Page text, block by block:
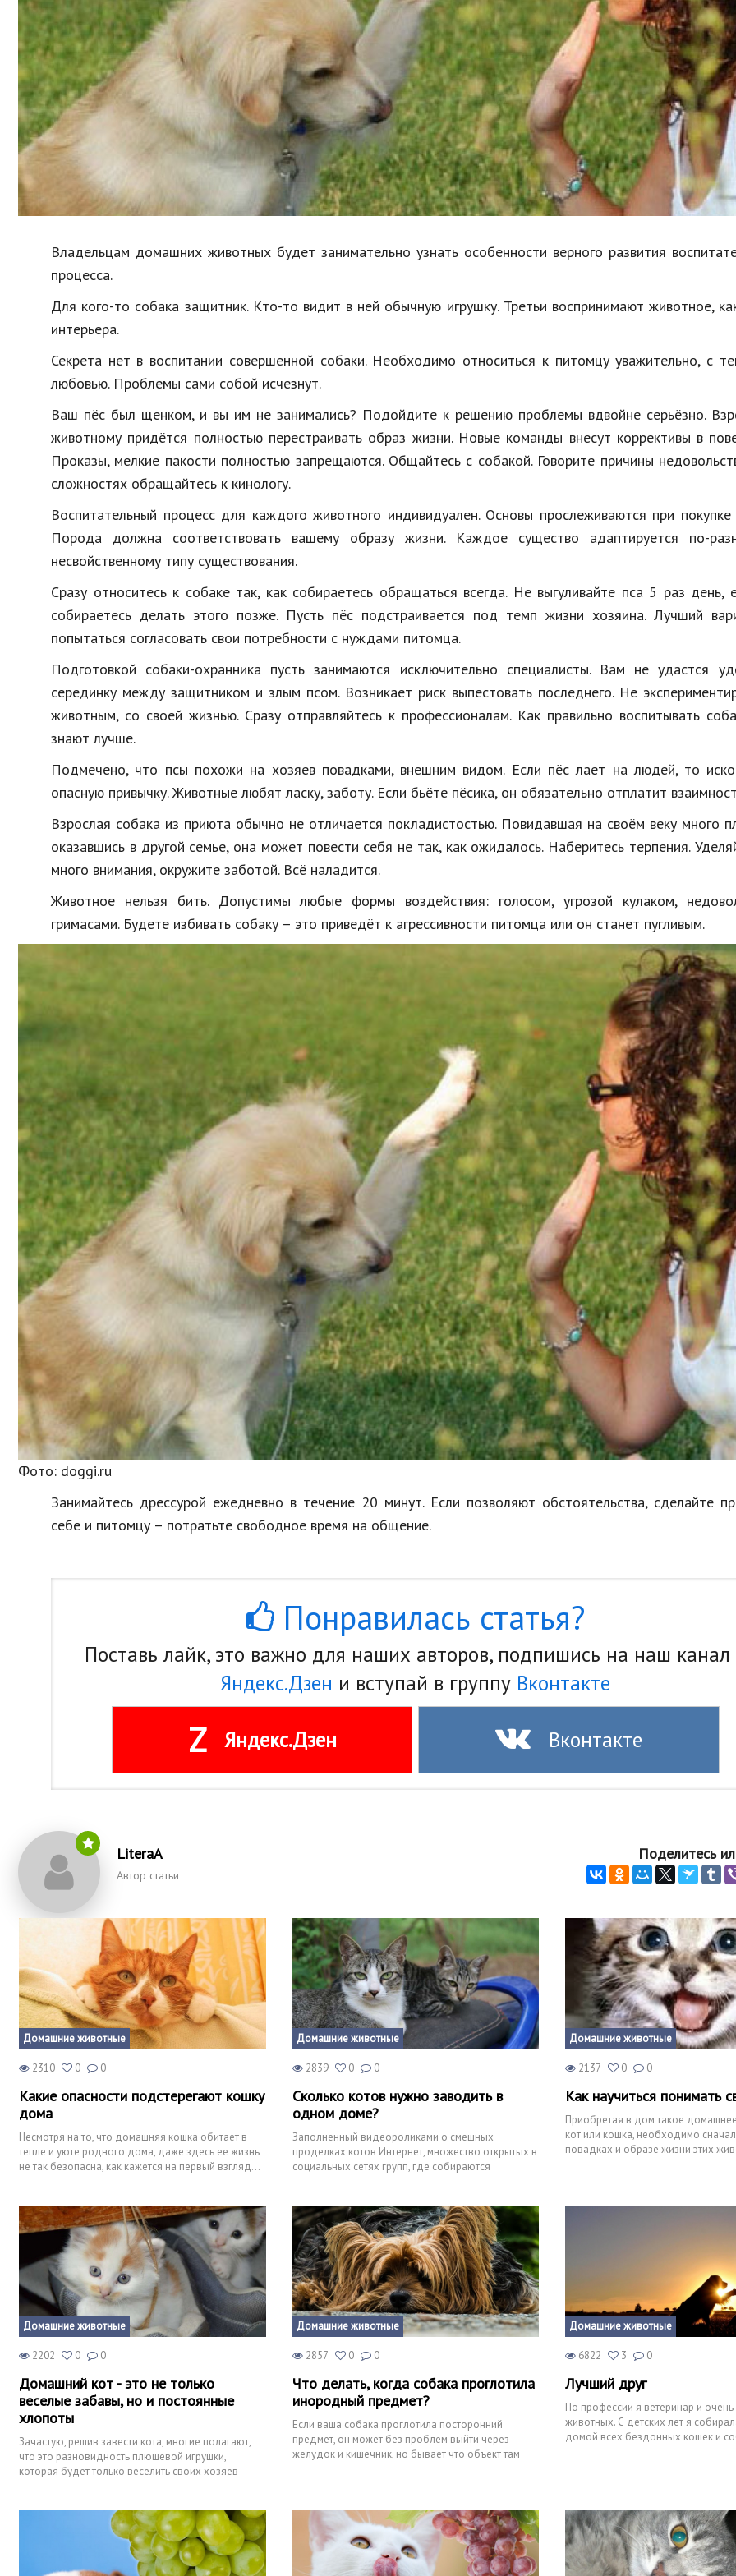
Образование
В мире
Культура
Авто, мото
Спорт
Знаменитости
Недвижимость
Спорт и фитнес
Психология и отношения
Творчество и рукоделие
Разное
Работа и бизнес
Животные
Еда и напитки
Владельцам домашних животных будет занимательно узнать особенности верного развития
процесса.
Для кого-то собака защитник. Кто-то видит в ней обычную игрушку. Третьи воспринимают животное,
интерьера.
Секрета нет в воспитании совершенной собаки. Необходимо относиться к питомцу уважительно, с
любовью. Проблемы сами собой исчезнут.
Ваш пёс был щенком, и вы им не занимались? Подойдите к решению проблемы вдвойне серьёзно.
животному придётся полностью перестраивать образ жизни. Новые команды внесут коррективы в
Проказы, мелкие пакости полностью запрещаются. Общайтесь с собакой. Говорите причины
сложностях обращайтесь к кинологу.
Воспитательный процесс для каждого животного индивидуален. Основы прослеживаются при
Порода должна соответствовать вашему образу жизни. Каждое существо адаптируется по-
несвойственному типу существования.
Сразу относитесь к собаке так, как собираетесь обращаться всегда. Не выгуливайте пса 5 раз день,
собираетесь делать этого позже. Пусть пёс подстраивается под темп жизни хозяина. Лучший
попытаться согласовать свои потребности с нуждами питомца.
Подготовкой собаки-охранника пусть занимаются исключительно специалисты. Вам не удастся
серединку между защитником и злым псом. Возникает риск выпестовать последнего. Не
животным, со своей жизнью. Сразу отправляйтесь к профессионалам. Как правильно воспитывать
знают лучше.
Подмечено, что псы похожи на хозяев повадками, внешним видом. Если пёс лает на людей, то
опасную привычку. Животные любят ласку, заботу. Если бьёте пёсика, он обязательно отплатит
Взрослая собака из приюта обычно не отличается покладистостью. Повидавшая на своём веку много
оказавшись в другой семье, она может повести себя не так, как ожидалось. Наберитесь терпения.
много внимания, окружите заботой. Всё наладится.
Животное нельзя бить. Допустимы любые формы воздействия: голосом, угрозой кулаком,
гримасами. Будете избивать собаку – это приведёт к агрессивности питомца или он станет пугливым.
Фото: doggi.ru
Занимайтесь дрессурой ежедневно в течение 20 минут. Если позволяют обстоятельства, сделайте
себе и питомцу – потратьте свободное время на общение.
Понравилась статья?
Поставь лайк, это важно для наших авторов, подпишись на наш канал
Яндекс.Дзен и вступай в группу Вконтакте
Z Яндекс.Дзен Вконтакте
LiteraA
Автор статьи
Поделитесь
Домашние животные
2310 0 0
Какие опасности подстерегают кошку
дома
Несмотря на то, что домашняя кошка обитает в
тепле и уюте родного дома, даже здесь ее жизнь
не так безопасна, как кажется на первый взгляд…
Домашние животные
2839 0 0
Сколько котов нужно заводить в
одном доме?
Заполненный видеороликами о смешных
проделках котов Интернет, множество открытых в
социальных сетях групп, где собираются
Домашние животные
2137 0 0
Как научиться понимать
Приобретая в дом такое
кот или кошка, необходимо
повадках и образе жизни этих
Домашние животные
2202 0 0
Домашний кот - это не только
веселые забавы, но и постоянные
хлопоты
Зачастую, решив завести кота, многие полагают,
что это разновидность плюшевой игрушки,
которая будет только веселить своих хозяев
Домашние животные
2857 0 0
Что делать, когда собака проглотила
инородный предмет?
Если ваша собака проглотила посторонний
предмет, он может без проблем выйти через
желудок и кишечник, но бывает что объект там
Домашние животные
6822 3 0
Лучший друг
По профессии я ветеринар и
животных. С детских лет я
домой всех бездонных кошек и